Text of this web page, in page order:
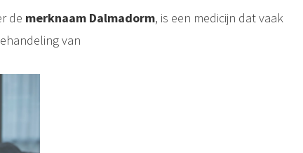
de merknaam Dalmadorm, is een medicijn dat vaak
van